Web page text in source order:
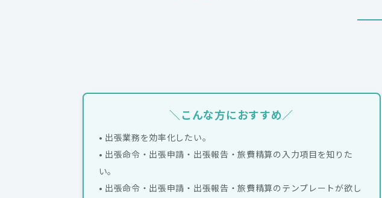
＼こんな方におすすめ／
• 出張業務を効率化したい。
• 出張命令・出張申請・出張報告・旅費精算の入力項目を知りた
い。
• 出張命令・出張申請・出張報告・旅費精算のテンプレートが欲し